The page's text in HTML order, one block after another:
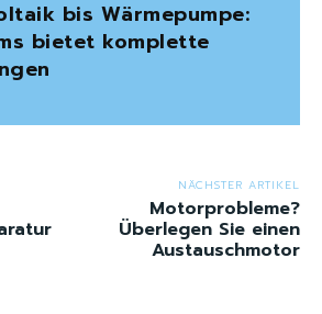
bis Wärmepumpe:
bietet komplette
NÄCHSTER ARTIKEL
Motorprobleme?
Überlegen Sie einen
Austauschmotor